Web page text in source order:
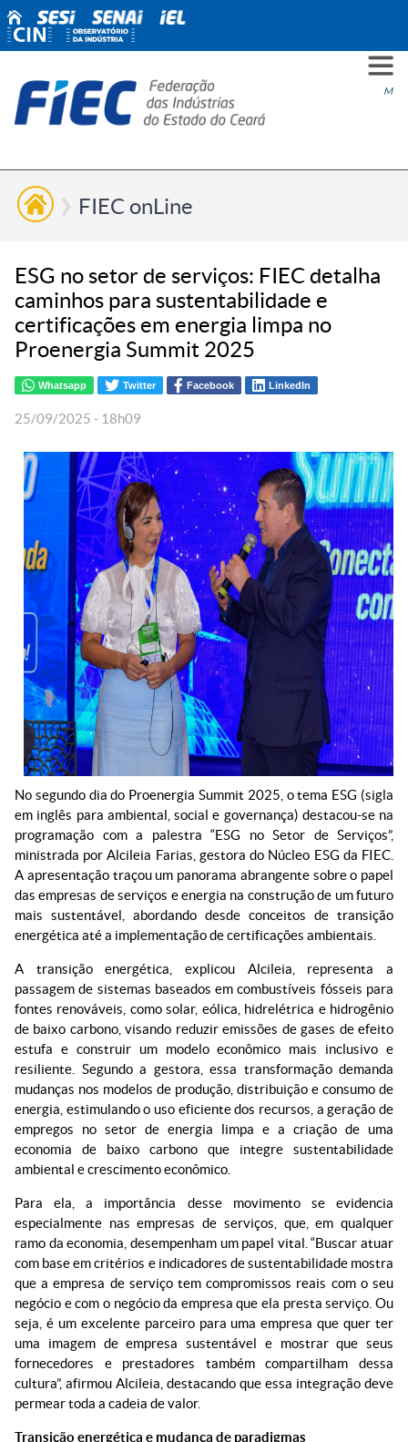
Menu
VOCÊ
ESG
NÓS
FIEC onLine
ESG no setor de serviços: FIEC detalha
caminhos para sustentabilidade e
certificações em energia limpa no
Proenergia Summit 2025
Whatsapp Twitter Facebook LinkedIn
25/09/2025 - 18h09
No segundo dia do Proenergia Summit 2025, o tema ESG (sigla
em inglês para ambiental, social e governança) destacou-se na
programação com a palestra “ESG no Setor de Serviços”,
ministrada por Alcileia Farias, gestora do Núcleo ESG da FIEC.
A apresentação traçou um panorama abrangente sobre o papel
das empresas de serviços e energia na construção de um futuro
mais sustentável, abordando desde conceitos de transição
energética até a implementação de certificações ambientais.
A transição energética, explicou Alcileia, representa a
passagem de sistemas baseados em combustíveis fósseis para
fontes renováveis, como solar, eólica, hidrelétrica e hidrogênio
de baixo carbono, visando reduzir emissões de gases de efeito
estufa e construir um modelo econômico mais inclusivo e
resiliente. Segundo a gestora, essa transformação demanda
mudanças nos modelos de produção, distribuição e consumo de
energia, estimulando o uso eficiente dos recursos, a geração de
empregos no setor de energia limpa e a criação de uma
economia de baixo carbono que integre sustentabilidade
ambiental e crescimento econômico.
Para ela, a importância desse movimento se evidencia
especialmente nas empresas de serviços, que, em qualquer
ramo da economia, desempenham um papel vital. “Buscar atuar
com base em critérios e indicadores de sustentabilidade mostra
que a empresa de serviço tem compromissos reais com o seu
negócio e com o negócio da empresa que ela presta serviço. Ou
seja, é um excelente parceiro para uma empresa que quer ter
uma imagem de empresa sustentável e mostrar que seus
fornecedores e prestadores também compartilham dessa
cultura”, afirmou Alcileia, destacando que essa integração deve
permear toda a cadeia de valor.
Transição energética e mudança de paradigmas